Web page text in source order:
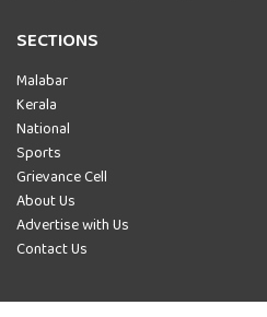
SECTIONS
Malabar
Kerala
National
Sports
Grievance Cell
About Us
Advertise with Us
Contact Us